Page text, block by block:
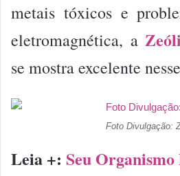
metais tóxicos e
eletromagnética, a
se mostra excelente
Foto Divulgação:
Leia +: Seu